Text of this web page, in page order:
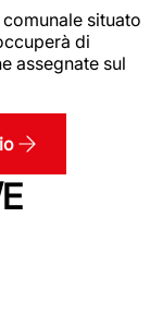
situato
di
assegnate sul